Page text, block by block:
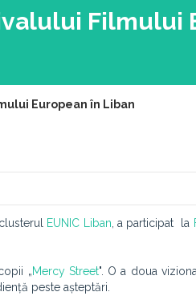
Filmului
European în Liban
EUNIC Liban , a participat la
„Mercy Street". O a doua
peste așteptări.